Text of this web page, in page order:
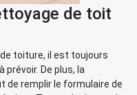
de toit
toiture, il est toujours
De plus, la
de remplir le formulaire de